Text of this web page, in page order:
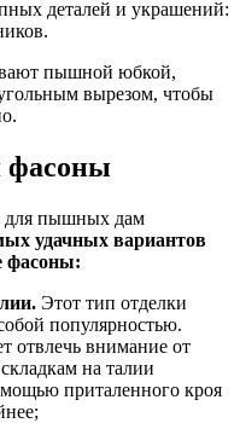
деталей и украшений:
пышной юбкой,
вырезом, чтобы
фасоны
для пышных дам
удачных вариантов
фасоны:
Этот тип отделки
популярностью.
отвлечь внимание от
на талии
приталенного кроя